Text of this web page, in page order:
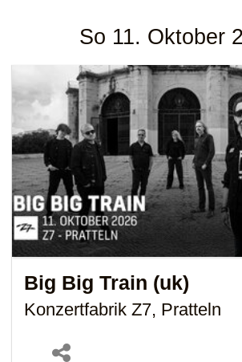
So 11. Oktober
Big Big Train (uk)
Konzertfabrik Z7, Pratteln